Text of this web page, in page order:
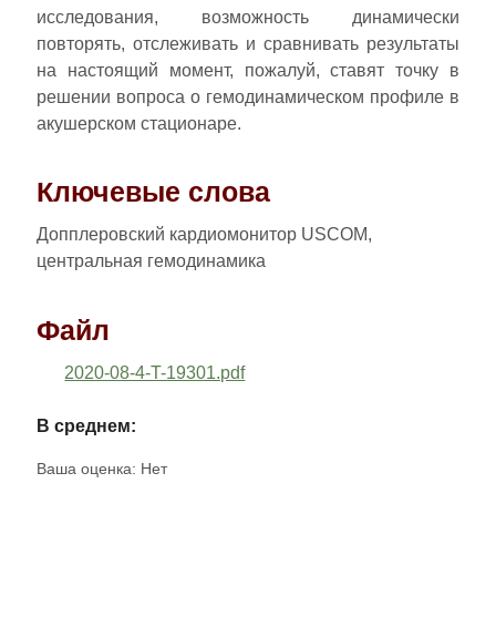
исследования, возможность динамически
повторять, отслеживать и сравнивать результаты
на настоящий момент, пожалуй, ставят точку в
решении вопроса о гемодинамическом профиле в
акушерском стационаре.
Ключевые слова
Допплеровский кардиомонитор USCOM,
центральная гемодинамика
Файл
2020-08-4-T-19301.pdf
В среднем:
Ваша оценка: Нет